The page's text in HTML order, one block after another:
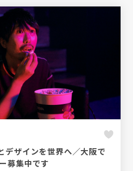
デザインを世界へ／大阪で
募集中です